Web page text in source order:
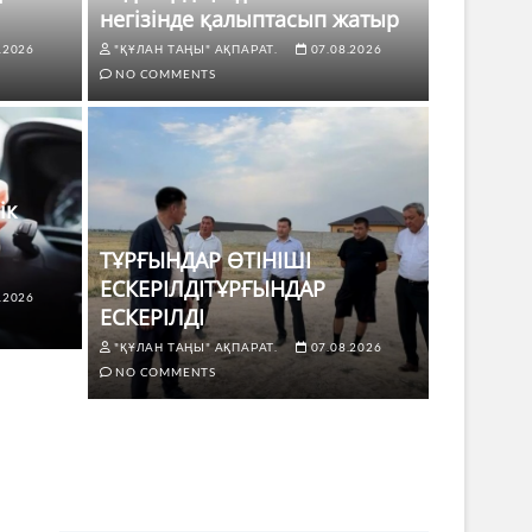
жүргізушілері үшін не
NO COMMENTS
негізінде қалыптасып жатыр
"ҚҰЛАН ТАҢЫ" АҚПАРАТ.
07.08.2026
NO COMMENTS
ТҰРҒЫНДАР ӨТІНІШІ
ЕСКЕРІЛДІТҰРҒЫНДАР
ЕСКЕРІЛДІ
"ҚҰЛАН ТАҢЫ" АҚПАРАТ.
07.08.2026
NO COMMENTS